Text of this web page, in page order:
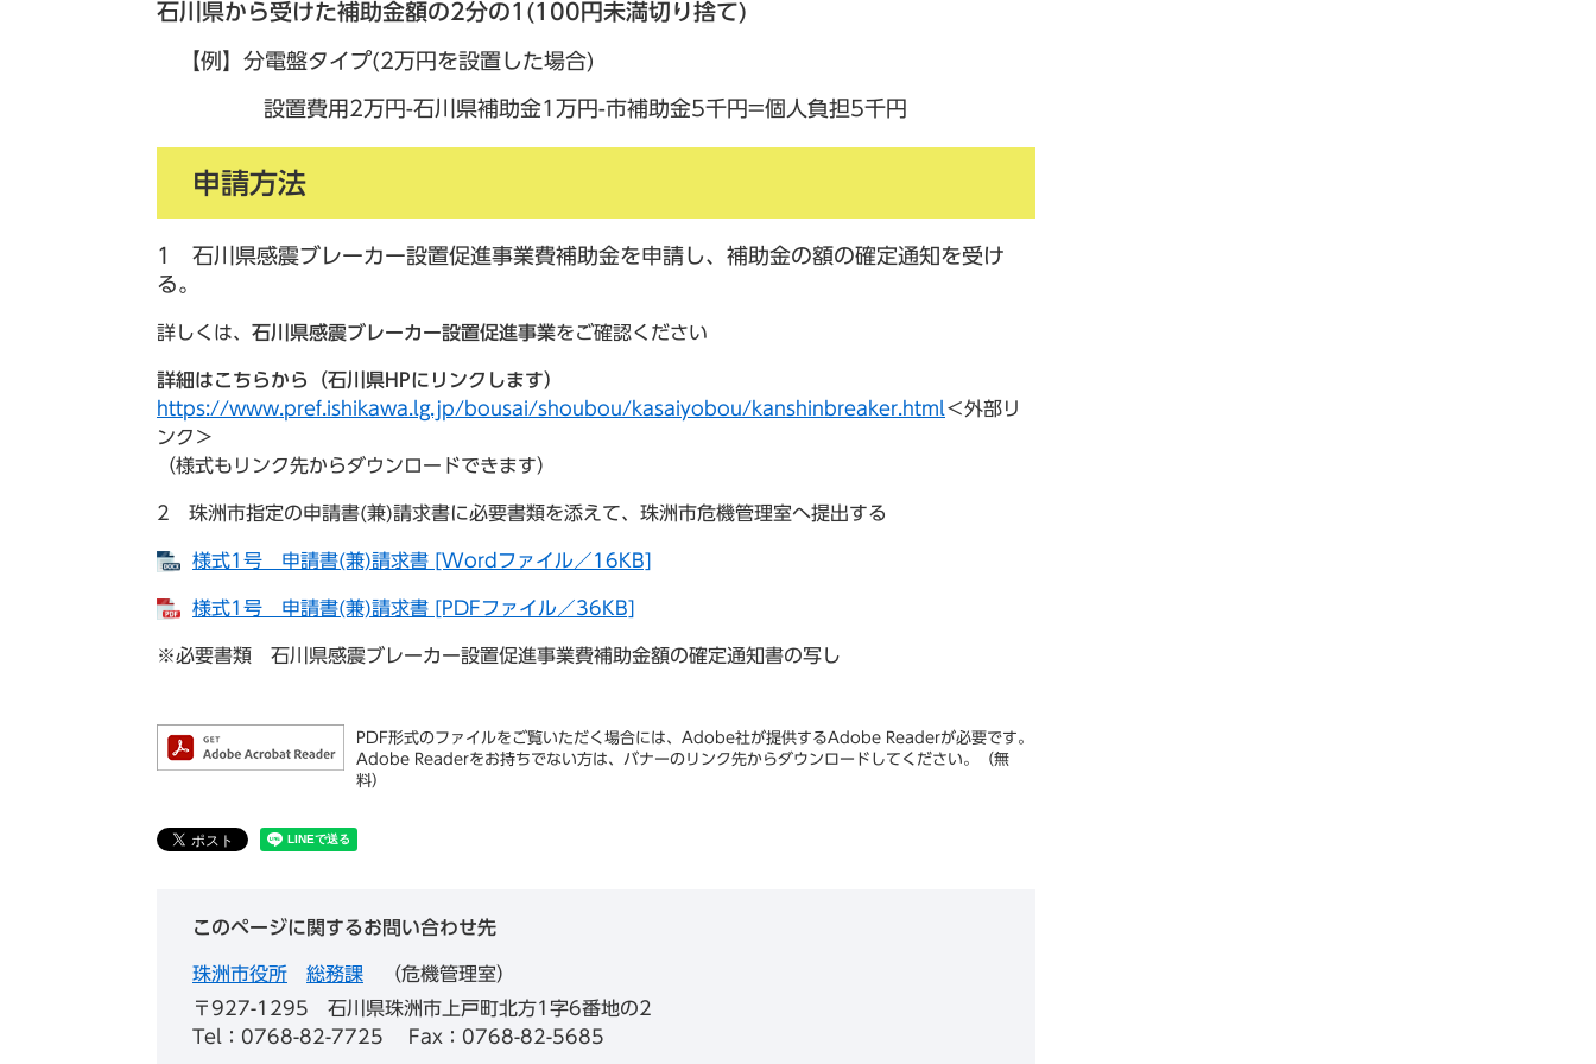
石川県から受けた補助金額の2分の1(100円未満切り捨て)
【例】分電盤タイプ(2万円を設置した場合)
設置費用2万円-石川県補助金1万円-市補助金5千円=個人負担5千円
申請方法
1 石川県感震ブレーカー設置促進事業費補助金を申請し、補助金の額の確定通知を受け
る。
詳しくは、 石川県感震ブレーカー設置促進事業をご確認ください
詳細はこちらから（石川県HPにリンクします）
https://www.pref.ishikawa.lg.jp/bousai/shoubou/kasaiyobou/kanshinbreaker.html ＜外部リ
ンク＞
（様式もリンク先からダウンロードできます）
2 珠洲市指定の申請書(兼)請求書に必要書類を添えて、珠洲市危機管理室へ提出する
様式1号 申請書(兼)請求書 [Wordファイル／16KB]
様式1号 申請書(兼)請求書 [PDFファイル／36KB]
※必要書類 石川県感震ブレーカー設置促進事業費補助金額の確定通知書の写し
PDF形式のファイルをご覧いただく場合には、Adobe社が提供するAdobe Readerが必要です。
Adobe Readerをお持ちでない方は、バナーのリンク先からダウンロードしてください。（無
料）
このページに関するお問い合わせ先
珠洲市役所 総務課
危機管理室
〒927-1295
石川県珠洲市上戸町北方1字6番地の2
Tel：0768-82-7725
Fax：0768-82-5685